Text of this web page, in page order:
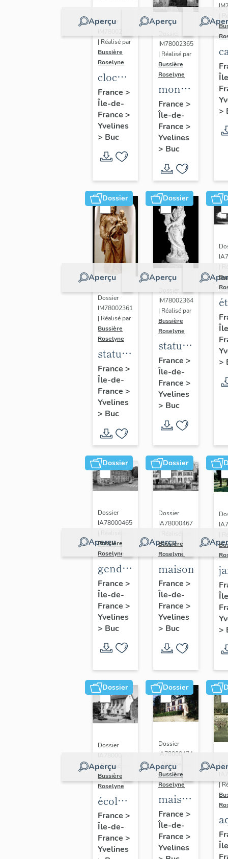
Aperçu
Dossier
| Réalisé par
Bussière
Roselyne
cloche
dite
Louise
Auguste
Adélaïde
France >
Île-de-
France >
Yvelines
> Buc
Aperçu
IM78002365
| Réalisé par
Bussière
Roselyne
monument
funéraire
de
Jean
Casale
France >
Île-de-
France >
Yvelines
> Buc
>
Dossier
Aperçu
Dossier
IM78002361
| Réalisé par
Bussière
Roselyne
statue :
Vierge
à
l'Enfant
(n°2)
France >
Île-de-
France >
Yvelines
> Buc
Dossier
Aperçu
Dossier
IM78002364
| Réalisé par
Bussière
Roselyne
statue :
Vierge
à
l'Enfant
(n°1)
France >
Île-de-
France >
Yvelines
> Buc
>
Dossier
Aperçu
Dossier
IA78000465
Bussière
Roselyne
gendarmerie,
actuellement
immeuble
France >
Île-de-
France >
Yvelines
> Buc
Dossier
Aperçu
Dossier
IA78000467
Bussière
Roselyne
maison
France >
Île-de-
France >
Yvelines
> Buc
>
Dossier
Aperçu
Dossier
| Réalisé par
Bussière
Roselyne
école
primaire
de
filles,
France >
Île-de-
France >
Yvelines
Dossier
Aperçu
Dossier
IA78000474
| Réalisé par
Bussière
Roselyne
maison
dite
villa
Saint
Marie
France >
Île-de-
France >
Yvelines
|